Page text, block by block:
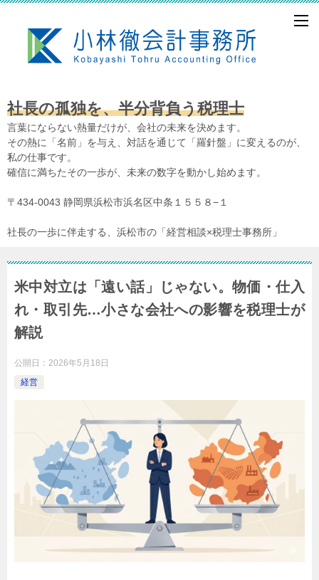
社長の孤独を、半分背負う税理士
言葉にならない熱量だけが、会社の未来を決めます。
その熱に「名前」を与え、対話を通じて「羅針盤」に変えるのが、
私の仕事です。
確信に満ちたその一歩が、未来の数字を動かし始めます。
〒434-0043 静岡県浜松市浜名区中条１５５８−１
社長の一歩に伴走する、浜松市の「経営相談×税理士事務所」
米中対立は「遠い話」じゃない。物価・仕入
れ・取引先…小さな会社への影響を税理士が
解説
公開日： 2026年5月18日
経営